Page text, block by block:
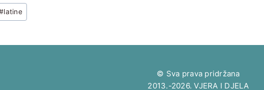
latine
© Sva prava pridržana
2013.-2026. VJERA I DJELA